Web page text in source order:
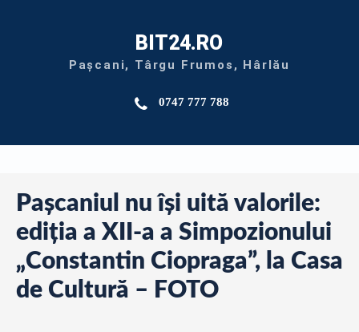
BIT24.RO
Pașcani, Târgu Frumos, Hârlău
0747 777 788
Pașcaniul nu își uită valorile:
ediția a XII-a a Simpozionului
„Constantin Ciopraga”, la Casa
de Cultură – FOTO